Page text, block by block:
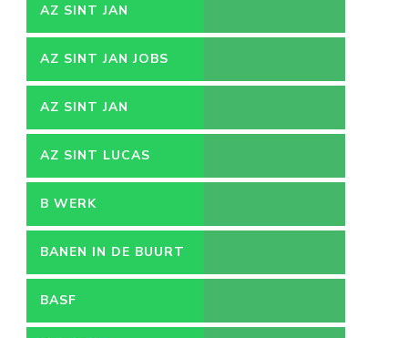
AZ SINT JAN
AZ SINT JAN JOBS
AZ SINT JAN
VACATURES
AZ SINT LUCAS
B WERK
BANEN IN DE BUURT
BASF